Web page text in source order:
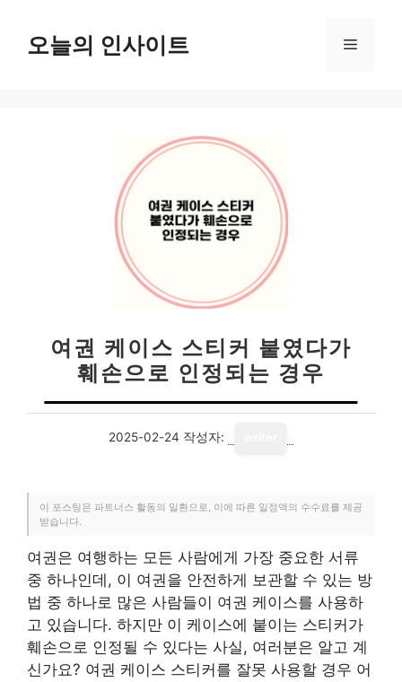
오늘의 인사이트 메
여권 케이스 스티커 붙였다가
훼손으로 인정되는 경우
2025-02-24 작성자:
이 포스팅은 파트너스 활동의 일환으로, 이에 따른 일정액의 수수료를 제공
받습니다.
여권은 여행하는 모든 사람에게 가장 중요한 서류
중 하나인데, 이 여권을 안전하게 보관할 수 있는 방
법 중 하나로 많은 사람들이 여권 케이스를 사용하
고 있습니다. 하지만 이 케이스에 붙이는 스티커가
훼손으로 인정될 수 있다는 사실, 여러분은 알고 계
신가요? 여권 케이스 스티커를 잘못 사용할 경우 어